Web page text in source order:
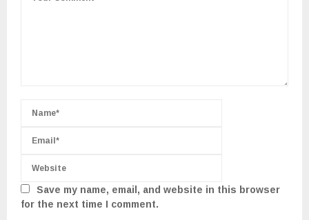
Save my name, email, and website in this browser
for the next time I comment.